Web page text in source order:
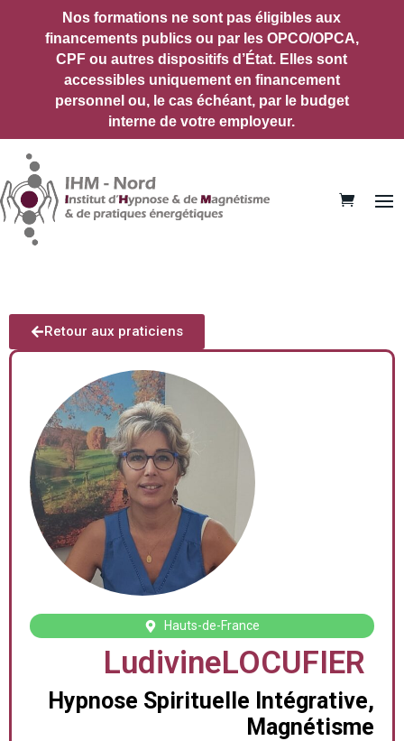
Nos formations ne sont pas éligibles aux
financements publics ou par les OPCO/OPCA,
CPF ou autres dispositifs d’État. Elles sont
accessibles uniquement en financement
personnel ou, le cas échéant, par le budget
interne de votre employeur.
Retour aux praticiens
Hauts-de-France
LudivineLOCUFIER
Hypnose Spirituelle Intégrative,
Magnétisme